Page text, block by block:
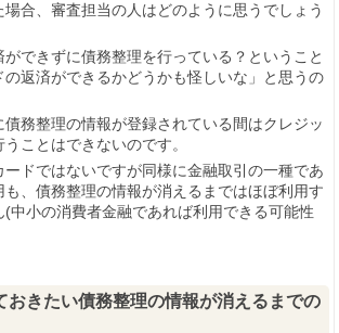
合、審査担当の人はどのように思うでしょう
ができずに債務整理を行っている？ということ
の返済ができるかどうかも怪しいな」と思うの
務整理の情報が登録されている間はクレジッ
ことはできないのです。
ードではないですが同様に金融取引の一種であ
も、債務整理の情報が消えるまではほぼ利用す
(中小の消費者金融であれば利用できる可能性
おきたい債務整理の情報が消えるまでの